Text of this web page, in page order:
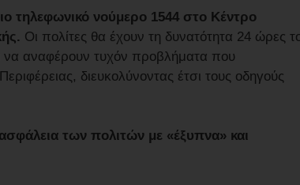
τηλεφωνικό νούμερο 1544 στο Κέντρο
Οι πολίτες θα έχουν τη δυνατότητα 24 ώρες
να αναφέρουν τυχόν προβλήματα που
διευκολύνοντας έτσι τους οδηγούς
των πολιτών με «έξυπνα» και